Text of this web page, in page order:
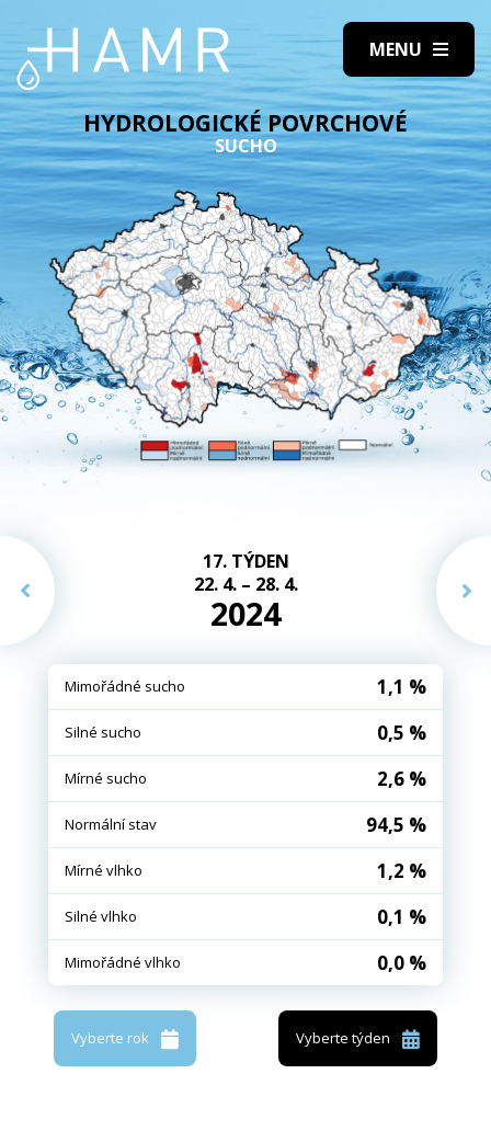
HYDROLOGICKÉ POVRCHOVÉ
SUCHO
17. TÝDEN
22. 4. – 28. 4.
2024
Mimořádné sucho 1,1 %
Silné sucho 0,5 %
Mírné sucho 2,6 %
Normální stav 94,5 %
Mírné vlhko 1,2 %
Silné vlhko 0,1 %
Mimořádné vlhko 0,0 %
Vyberte rok Vyberte týden